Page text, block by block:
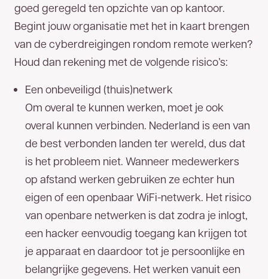
goed geregeld ten opzichte van op kantoor.
Begint jouw organisatie met het in kaart brengen
van de cyberdreigingen rondom remote werken?
Houd dan rekening met de volgende risico’s:
Een onbeveiligd (thuis)netwerk
Om overal te kunnen werken, moet je ook
overal kunnen verbinden. Nederland is een van
de best verbonden landen ter wereld, dus dat
is het probleem niet. Wanneer medewerkers
op afstand werken gebruiken ze echter hun
eigen of een openbaar WiFi-netwerk. Het risico
van openbare netwerken is dat zodra je inlogt,
een hacker eenvoudig toegang kan krijgen tot
je apparaat en daardoor tot je persoonlijke en
belangrijke gegevens. Het werken vanuit een